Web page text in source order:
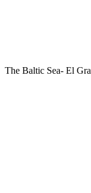
The Baltic Sea- El